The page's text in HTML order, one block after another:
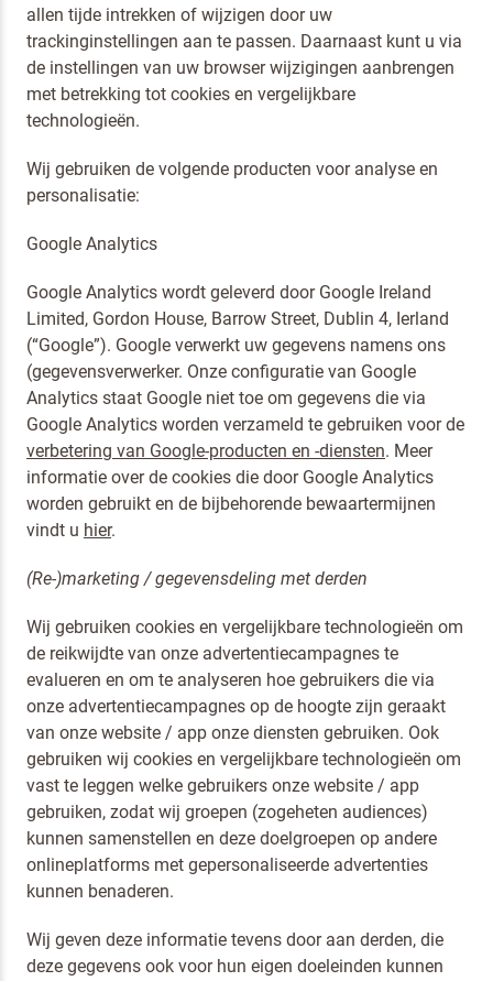
allen tijde intrekken of wijzigen door uw
trackinginstellingen aan te passen. Daarnaast kunt u via
de instellingen van uw browser wijzigingen aanbrengen
met betrekking tot cookies en vergelijkbare
technologieën.
Wij gebruiken de volgende producten voor analyse en
personalisatie:
Google Analytics
Google Analytics wordt geleverd door Google Ireland
Limited, Gordon House, Barrow Street, Dublin 4, Ierland
(“Google”). Google verwerkt uw gegevens namens ons
(gegevensverwerker. Onze configuratie van Google
Analytics staat Google niet toe om gegevens die via
Google Analytics worden verzameld te gebruiken voor de
verbetering van Google-producten en -diensten. Meer
informatie over de cookies die door Google Analytics
worden gebruikt en de bijbehorende bewaartermijnen
vindt u hier.
(Re-)marketing / gegevensdeling met derden
Wij gebruiken cookies en vergelijkbare technologieën om
de reikwijdte van onze advertentiecampagnes te
evalueren en om te analyseren hoe gebruikers die via
onze advertentiecampagnes op de hoogte zijn geraakt
van onze website / app onze diensten gebruiken. Ook
gebruiken wij cookies en vergelijkbare technologieën om
vast te leggen welke gebruikers onze website / app
gebruiken, zodat wij groepen (zogeheten audiences)
kunnen samenstellen en deze doelgroepen op andere
onlineplatforms met gepersonaliseerde advertenties
kunnen benaderen.
Wij geven deze informatie tevens door aan derden, die
deze gegevens ook voor hun eigen doeleinden kunnen
Terugbelverzoek
Om spam te bestrijden, selecteer hieronder de
Kwarktaart